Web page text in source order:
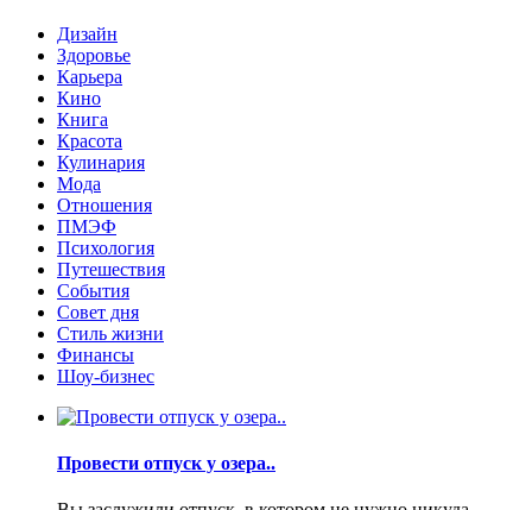
Дизайн
Здоровье
Карьера
Кино
Книга
Красота
Кулинария
Мода
Отношения
ПМЭФ
Психология
Путешествия
События
Совет дня
Стиль жизни
Финансы
Шоу-бизнес
Провести отпуск у озера..